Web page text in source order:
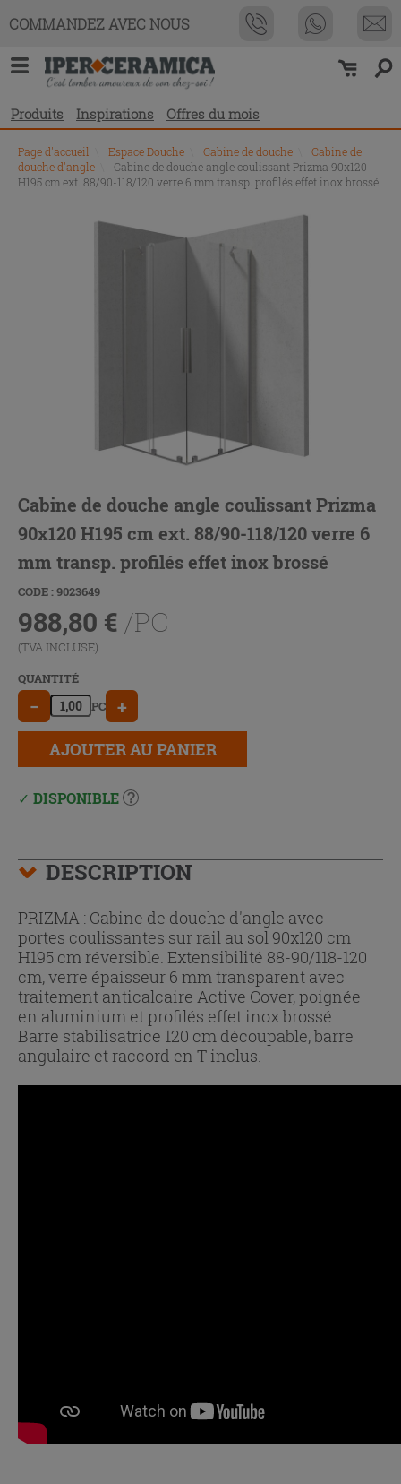
COMMANDEZ AVEC NOUS
Produits Inspirations Offres du mois
Page d'accueil Espace Douche Cabine de douche
Cabine de
douche d'angle
Cabine de douche angle coulissant Prizma 90x120
H195 cm ext. 88/90-118/120 verre 6 mm transp. profilés effet inox brossé
Cabine de douche angle coulissant Prizma
90x120 H195 cm ext. 88/90-118/120 verre 6
mm transp. profilés effet inox brossé
CODE : 9023649
988,80 € /PC
(TVA INCLUSE)
QUANTITÉ
− PC +
AJOUTER AU PANIER
DISPONIBLE
DESCRIPTION
PRIZMA : Cabine de douche d'angle avec
portes coulissantes sur rail au sol 90x120 cm
H195 cm réversible. Extensibilité 88-90/118-120
cm, verre épaisseur 6 mm transparent avec
traitement anticalcaire Active Cover, poignée
en aluminium et profilés effet inox brossé.
Barre stabilisatrice 120 cm découpable, barre
angulaire et raccord en T inclus.